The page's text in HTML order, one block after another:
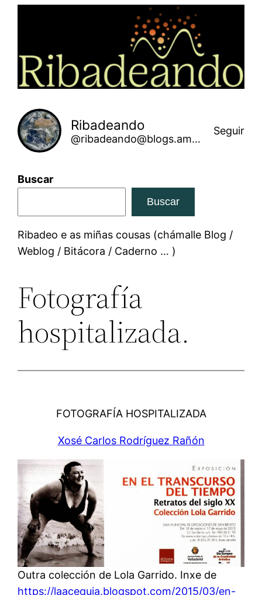
Ribadeando
@ribadeando@blogs.amarinha.gal
Seguir
Buscar
Buscar
Ribadeo e as miñas cousas (chámalle Blog /
Weblog / Bitácora / Caderno … )
Fotografía
hospitalizada.
FOTOGRAFÍA HOSPITALIZADA
Xosé Carlos Rodríguez Rañón
Outra colección de Lola Garrido. Inxe de
https://laacequia.blogspot.com/2015/03/en-